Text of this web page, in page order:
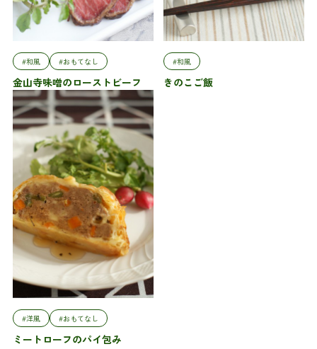
#和風 #おもてなし
金山寺味噌のローストビーフ
#和風
きのこご飯
#洋風 #おもてなし
ミートローフのパイ包み